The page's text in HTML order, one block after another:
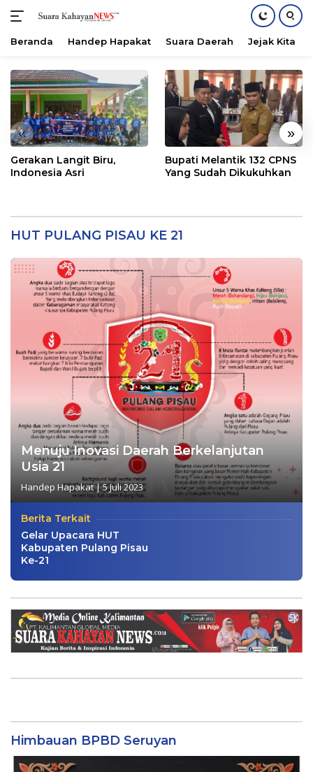
konten
Beranda Handep Hapakat Suara Daerah Jejak Kita
« »
Gerakan Langit Biru,
Indonesia Asri
Bupati Melantik 132 CPNS
Yang Sudah Dikukuhkan
HUT PULANG PISAU KE 21
Menuju Inovasi Daerah Berkelanjutan
Usia 21
Handep Hapakat|5 Juli 2023
Berita Terkait
Gelar Upacara HUT
Kabupaten Pulang Pisau
Ke-21
Himbauan BPBD Seruyan